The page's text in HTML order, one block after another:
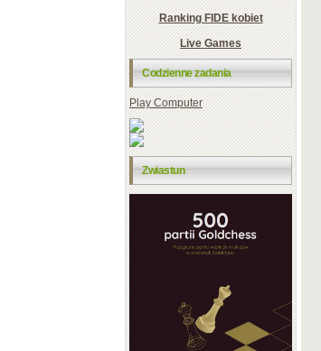
Ranking FIDE kobiet
Live Games
Codzienne zadania
Play Computer
Zwiastun